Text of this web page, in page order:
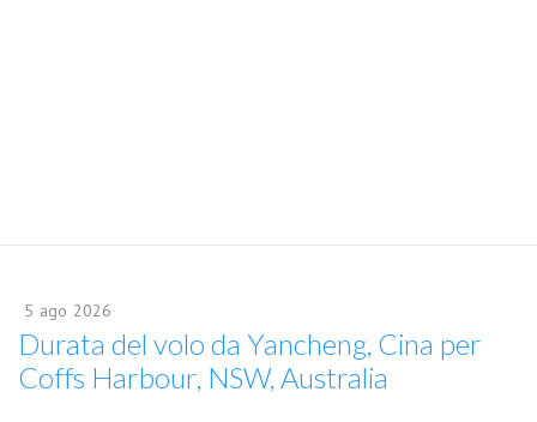
5 ago 2026
Durata del volo da Yancheng, Cina per
Coffs Harbour, NSW, Australia